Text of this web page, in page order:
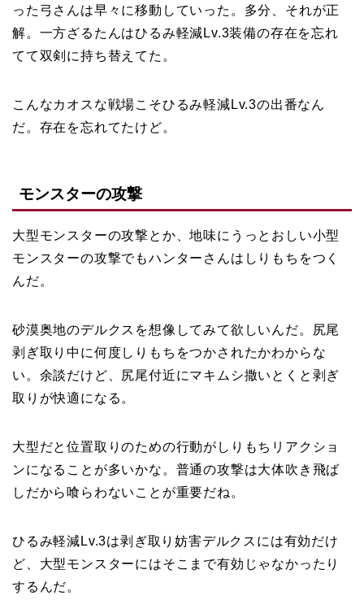
った弓さんは早々に移動していった。多分、それが正
解。一方ざるたんはひるみ軽減Lv.3装備の存在を忘れ
てて双剣に持ち替えてた。
こんなカオスな戦場こそひるみ軽減Lv.3の出番なん
だ。存在を忘れてたけど。
モンスターの攻撃
大型モンスターの攻撃とか、地味にうっとおしい小型
モンスターの攻撃でもハンターさんはしりもちをつく
んだ。
砂漠奥地のデルクスを想像してみて欲しいんだ。尻尾
剥ぎ取り中に何度しりもちをつかされたかわからな
い。余談だけど、尻尾付近にマキムシ撒いとくと剥ぎ
取りが快適になる。
大型だと位置取りのための行動がしりもちリアクショ
ンになることが多いかな。普通の攻撃は大体吹き飛ば
しだから喰らわないことが重要だね。
ひるみ軽減Lv.3は剥ぎ取り妨害デルクスには有効だけ
ど、大型モンスターにはそこまで有効じゃなかったり
するんだ。